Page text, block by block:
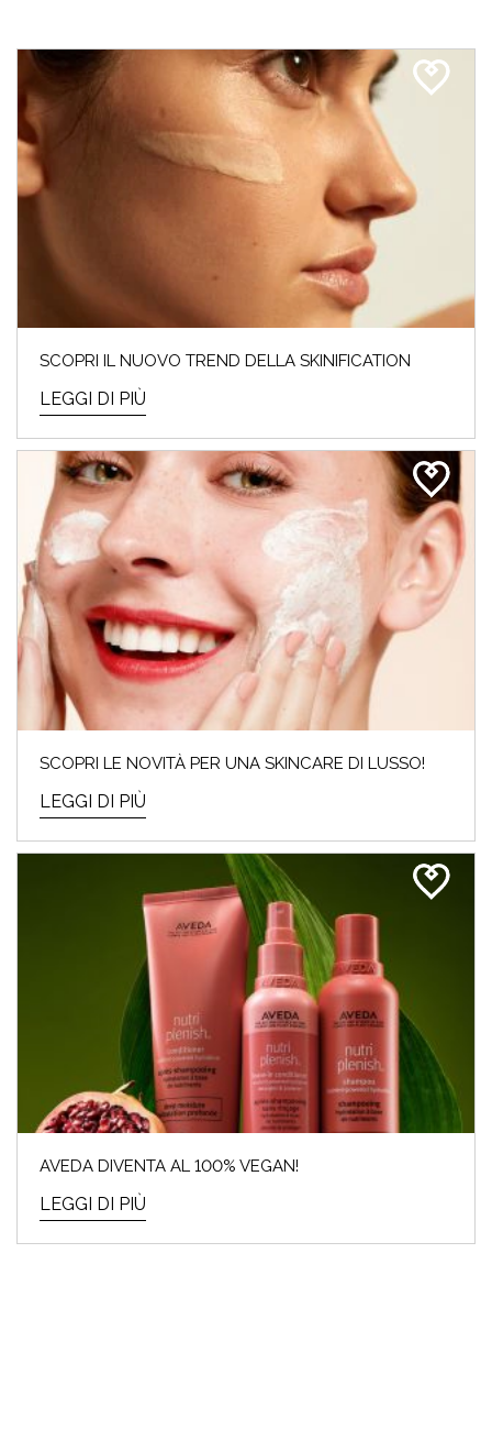
SCOPRI IL NUOVO TREND DELLA SKINIFICATION
LEGGI DI PIÙ
SCOPRI LE NOVITÀ PER UNA SKINCARE DI LUSSO!
LEGGI DI PIÙ
AVEDA DIVENTA AL 100% VEGAN!
LEGGI DI PIÙ